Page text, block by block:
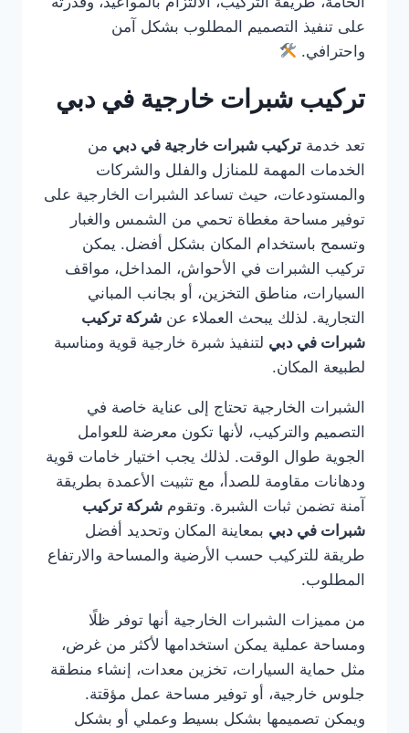
على تنفيذ التصميم المطلوب بشكل آمن
واحترافي.
تركيب شبرات خارجية في دبي
تعد خدمة تركيب شبرات خارجية في دبي من
الخدمات المهمة للمنازل والفلل والشركات
والمستودعات، حيث تساعد الشبرات الخارجية على
توفير مساحة مغطاة تحمي من الشمس والغبار
وتسمح باستخدام المكان بشكل أفضل. يمكن
تركيب الشبرات في الأحواش، المداخل، مواقف
السيارات، مناطق التخزين، أو بجانب المباني
التجارية. لذلك يبحث العملاء عن شركة تركيب
شبرات في دبي لتنفيذ شبرة خارجية قوية ومناسبة
لطبيعة المكان.
الشبرات الخارجية تحتاج إلى عناية خاصة في
التصميم والتركيب، لأنها تكون معرضة للعوامل
الجوية طوال الوقت. لذلك يجب اختيار خامات قوية
ودهانات مقاومة للصدأ، مع تثبيت الأعمدة بطريقة
آمنة تضمن ثبات الشبرة. وتقوم شركة تركيب
شبرات في دبي بمعاينة المكان وتحديد أفضل
طريقة للتركيب حسب الأرضية والمساحة والارتفاع
المطلوب.
من مميزات الشبرات الخارجية أنها توفر ظلًا
ومساحة عملية يمكن استخدامها لأكثر من غرض،
مثل حماية السيارات، تخزين معدات، إنشاء منطقة
جلوس خارجية، أو توفير مساحة عمل مؤقتة.
ويمكن تصميمها بشكل بسيط وعملي أو بشكل